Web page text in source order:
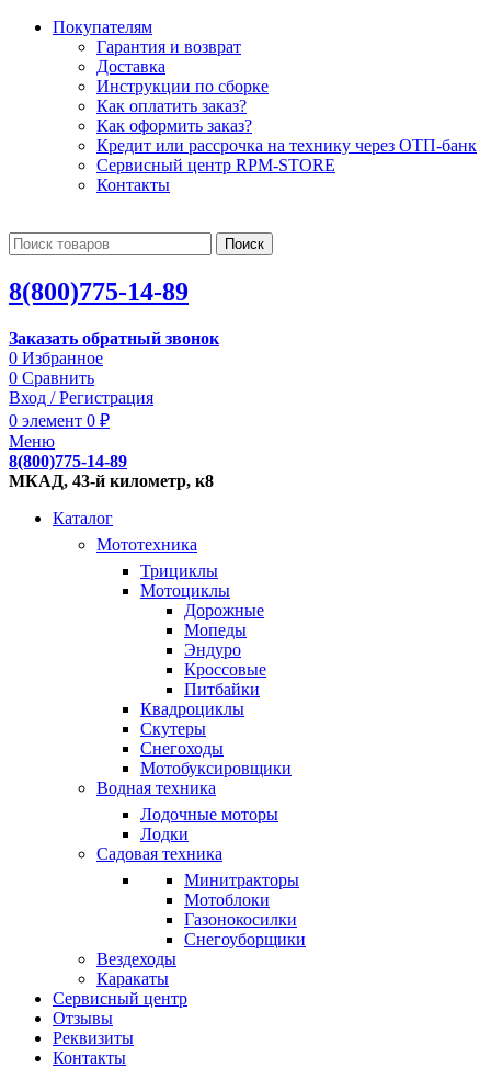
Покупателям
Гарантия и возврат
Доставка
Инструкции по сборке
Как оплатить заказ?
Как оформить заказ?
Кредит или рассрочка на технику через ОТП-банк
Сервисный центр RPM-STORE
Контакты
Поиск
8(800)775-14-89
Заказать обратный звонок
0 Избранное
0 Сравнить
Вход / Регистрация
0 элемент 0 ₽
Меню
8(800)775-14-89
МКАД, 43-й километр, к8
Каталог
Мототехника
Трициклы
Мотоциклы
Дорожные
Мопеды
Эндуро
Кроссовые
Питбайки
Квадроциклы
Скутеры
Снегоходы
Мотобуксировщики
Водная техника
Лодочные моторы
Лодки
Садовая техника
Минитракторы
Мотоблоки
Газонокосилки
Снегоуборщики
Вездеходы
Каракаты
Сервисный центр
Отзывы
Реквизиты
Контакты